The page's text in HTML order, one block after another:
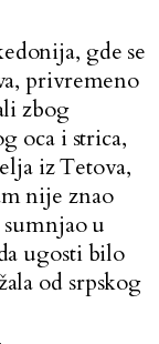
gde se
privremeno
zbog
oca i strica,
iz Tetova,
nije znao
u
ugosti bilo
od srpskog